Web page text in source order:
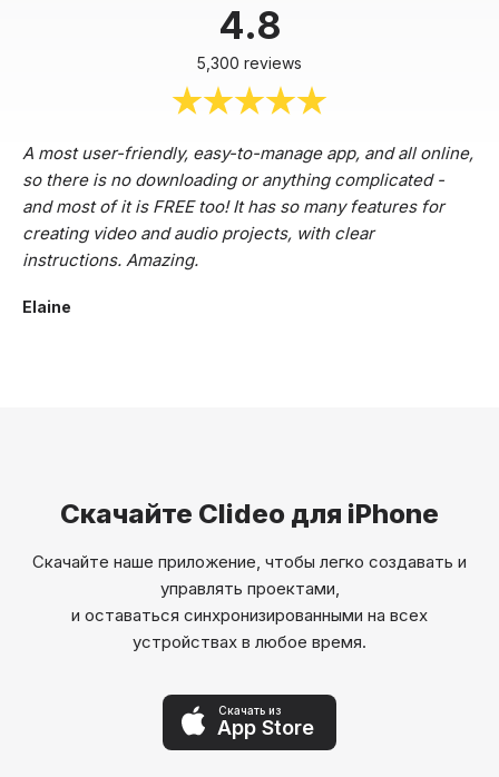
4.8
5,300 reviews
A most user-friendly, easy-to-manage app, and all online,
so there is no downloading or anything complicated -
and most of it is FREE too! It has so many features for
creating video and audio projects, with clear
instructions. Amazing.
Elaine
Скачайте Clideo для iPhone
Скачайте наше приложение, чтобы легко создавать и
управлять проектами,
и оставаться синхронизированными на всех
устройствах в любое время.
Скачать из
App Store